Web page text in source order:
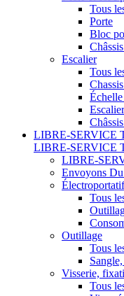
Tous
Porte
Bloc
Escalier
Tous
LIBRE-SERVICE
LIBRE-SERVICE
LIBRE-
Envoyons
Tous
Outillage
Tous
Visserie,
Tous